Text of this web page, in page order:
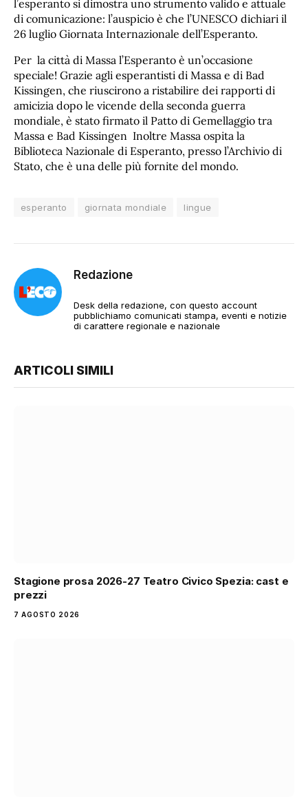
l’esperanto si dimostra uno strumento valido e attuale
di comunicazione: l’auspicio è che l’UNESCO dichiari il
26 luglio Giornata Internazionale dell’Esperanto.
Per la città di Massa l’Esperanto è un’occasione
speciale! Grazie agli esperantisti di Massa e di Bad
Kissingen, che riuscirono a ristabilire dei rapporti di
amicizia dopo le vicende della seconda guerra
mondiale, è stato firmato il Patto di Gemellaggio tra
Massa e Bad Kissingen Inoltre Massa ospita la
Biblioteca Nazionale di Esperanto, presso l’Archivio di
Stato, che è una delle più fornite del mondo.
esperanto giornata mondiale lingue
Redazione
Desk della redazione, con questo account
pubblichiamo comunicati stampa, eventi e notizie
di carattere regionale e nazionale
ARTICOLI SIMILI
Stagione prosa 2026-27 Teatro Civico Spezia: cast e
prezzi
7 AGOSTO 2026